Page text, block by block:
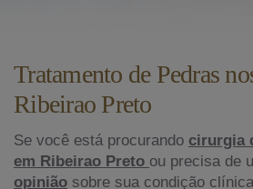
Tratamento de Pedras
Ribeirao Preto
Se você está procurando cirurgia
em Ribeirao Preto ou precisa de
opinião sobre sua condição